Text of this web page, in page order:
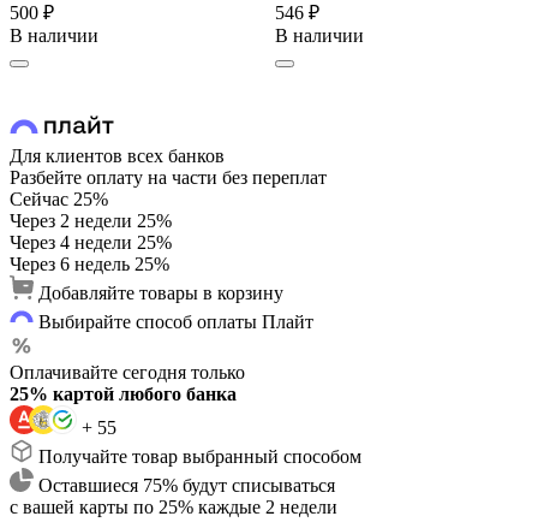
500 ₽
В наличии
546 ₽
В наличии
Для клиентов всех банков
Разбейте оплату на части без переплат
Сейчас 25%
Через 2 недели 25%
Через 4 недели 25%
Через 6 недель 25%
Добавляйте товары в корзину
Выбирайте способ оплаты Плайт
Оплачивайте сегодня только
25% картой любого банка
+ 55
Получайте товар выбранный способом
Оставшиеся 75% будут списываться
с вашей карты по 25% каждые 2 недели